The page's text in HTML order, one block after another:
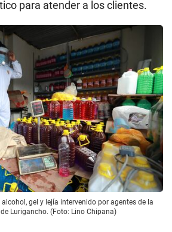
para atender a los clientes.
gel y lejía intervenido por agentes de la
Lurigancho. (Foto: Lino Chipana)